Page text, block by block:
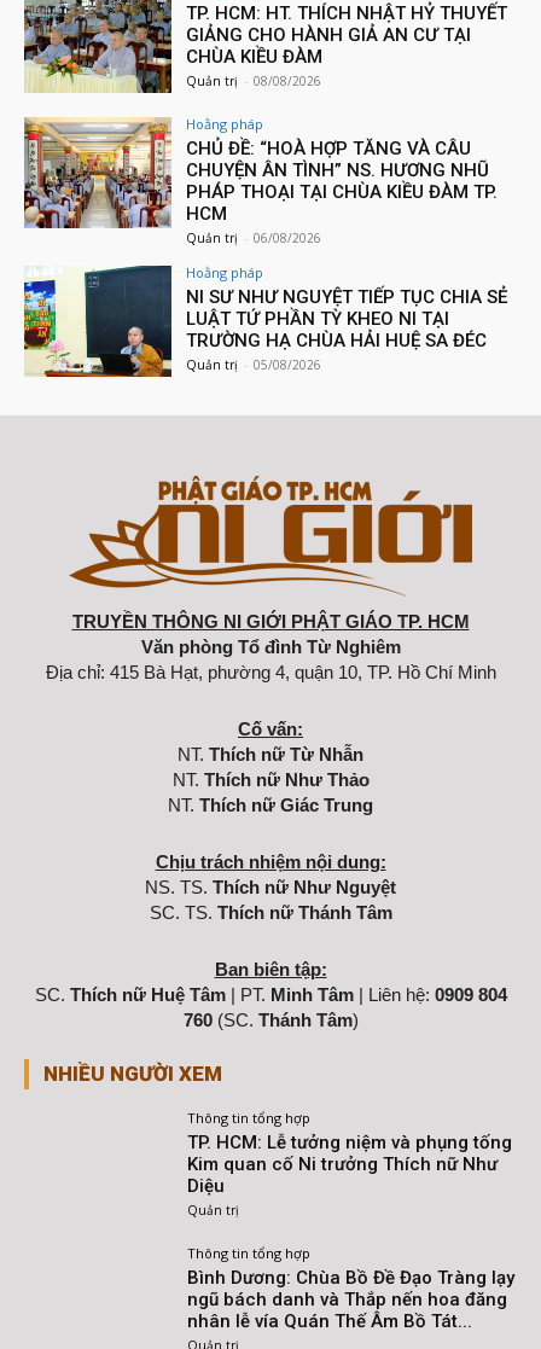
TP. HCM: HT. THÍCH NHẬT HỶ THUYẾT
GIẢNG CHO HÀNH GIẢ AN CƯ TẠI
CHÙA KIỀU ĐÀM
Quản trị - 08/08/2026
Hoằng pháp
CHỦ ĐỀ: “HOÀ HỢP TĂNG VÀ CÂU
CHUYỆN ÂN TÌNH” NS. HƯƠNG NHŨ
PHÁP THOẠI TẠI CHÙA KIỀU ĐÀM TP.
HCM
Quản trị - 06/08/2026
Hoằng pháp
NI SƯ NHƯ NGUYỆT TIẾP TỤC CHIA SẺ
LUẬT TỨ PHẦN TỲ KHEO NI TẠI
TRƯỜNG HẠ CHÙA HẢI HUỆ SA ĐÉC
Quản trị - 05/08/2026
TRUYỀN THÔNG NI GIỚI PHẬT GIÁO TP. HCM
Văn phòng Tổ đình Từ Nghiêm
Địa chỉ: 415 Bà Hạt, phường 4, quận 10, TP. Hồ Chí Minh
Cố vấn:
NT. Thích nữ Từ Nhẫn
NT. Thích nữ Như Thảo
NT. Thích nữ Giác Trung
Chịu trách nhiệm nội dung:
NS. TS. Thích nữ Như Nguyệt
SC. TS. Thích nữ Thánh Tâm
Ban biên tập:
SC. Thích nữ Huệ Tâm| PT. Minh Tâm| Liên hệ: 0909 804
760(SC. Thánh Tâm)
NHIỀU NGƯỜI XEM
Thông tin tổng hợp
TP. HCM: Lễ tưởng niệm và phụng tống
Kim quan cố Ni trưởng Thích nữ Như
Diệu
Quản trị
Thông tin tổng hợp
Bình Dương: Chùa Bồ Đề Đạo Tràng lạy
ngũ bách danh và Thắp nến hoa đăng
nhân lễ vía Quán Thế Âm Bồ Tát...
Quản trị